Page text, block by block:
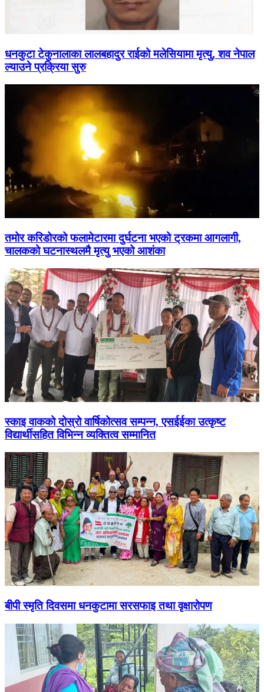
धनकुटा टेकुनालाका लालबहादुर राईको मलेसियामा मृत्यु, शव नेपाल
ल्याउने प्रक्रिया सुरु
तमोर करिडोरको फलामेटारमा दुर्घटना भएको ट्रकमा आगलागी,
चालकको घटनास्थलमै मृत्यु भएको आशंका
स्काइ वाकको दोस्रो वार्षिकोत्सव सम्पन्न, एसईईका उत्कृष्ट
विद्यार्थीसहित विभिन्न व्यक्तित्व सम्मानित
बीपी स्मृति दिवसमा धनकुटामा सरसफाइ तथा वृक्षारोपण